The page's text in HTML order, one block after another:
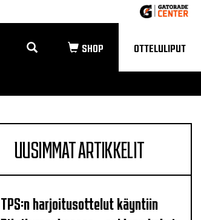
OTTELULIPUT
UUSIMMAT ARTIKKELIT
TPS:n harjoitusottelut käyntiin